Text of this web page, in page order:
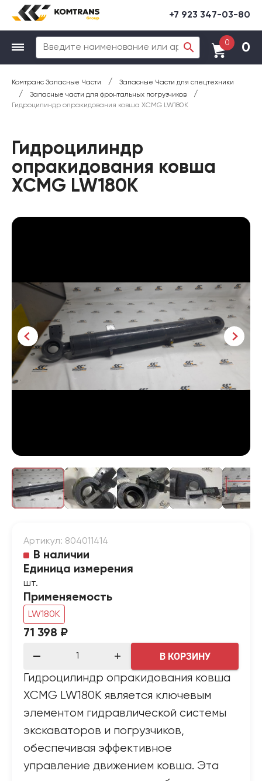
+7 923 347-03-80
0 0
Комтранс Запасные Части / Запасные Части для спецтехники
/ Запасные части для фронтальных погрузчиков /
Гидроцилиндр опракидования ковша XCMG LW180K
Гидроцилиндр
опракидования ковша
XCMG LW180K
Артикул: 804011414
В наличии
Единица измерения
шт.
Применяемость
LW180K
71 398 ₽
В КОРЗИНУ
Гидроцилиндр опракидования ковша
XCMG LW180K является ключевым
элементом гидравлической системы
экскаваторов и погрузчиков,
обеспечивая эффективное
управление движением ковша. Эта